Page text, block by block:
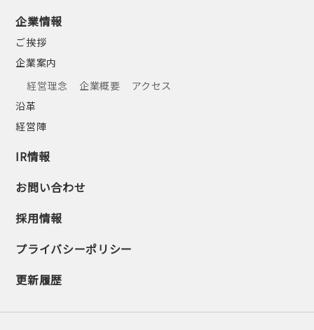
企業情報
ご挨拶
企業案内
経営理念
企業概要
アクセス
沿革
経営陣
IR情報
お問い合わせ
採用情報
プライバシーポリシー
更新履歴